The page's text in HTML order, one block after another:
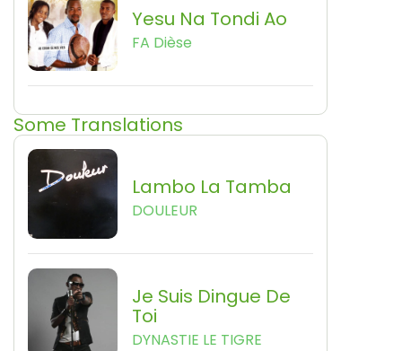
Yesu Na Tondi Ao
FA Dièse
Some Translations
Lambo La Tamba
DOULEUR
Je Suis Dingue De
Toi
DYNASTIE LE TIGRE